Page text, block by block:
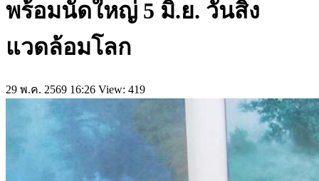
พร้อมนัดใหญ่ 5 มิ.ย. วันสิ่ง
แวดล้อมโลก
29 พ.ค. 2569 16:26 View: 419